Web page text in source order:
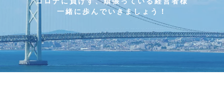
​一緒に歩んでいきましょう！